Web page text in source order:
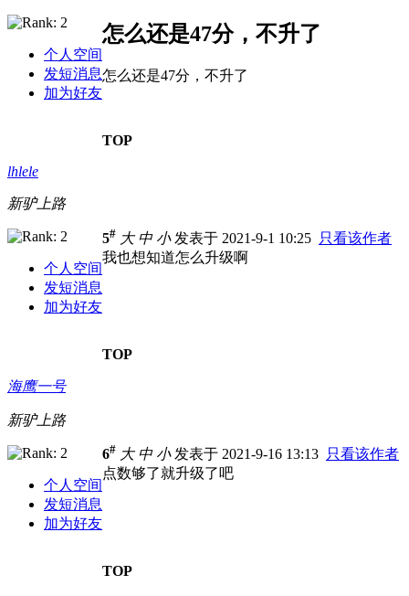
个人空间
发短消息
加为好友
怎么还是47分，不升了
怎么还是47分，不升了
TOP
lhlele
新驴上路
个人空间
发短消息
加为好友
5# 大 中 小发表于 2021-9-1 10:25 只看该作者
我也想知道怎么升级啊
TOP
海鹰一号
新驴上路
个人空间
发短消息
加为好友
6# 大 中 小发表于 2021-9-16 13:13 只看该作者
点数够了就升级了吧
TOP